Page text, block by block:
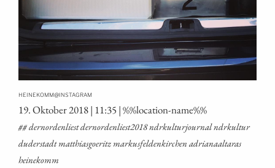
HEINEKOMM@INSTAGRAM
19. Okto­ber 2018 | 11:35 | %%loca­ti­on-name%%
## dern­or­den­liest dernordenliest2018 ndrkul­tur­jour­nal ndrkul­tur
duder­stadt mat­thi­as­goe­ritz mar­kus­fel­den­kir­chen adria­naal­ta­ras
heinekomm